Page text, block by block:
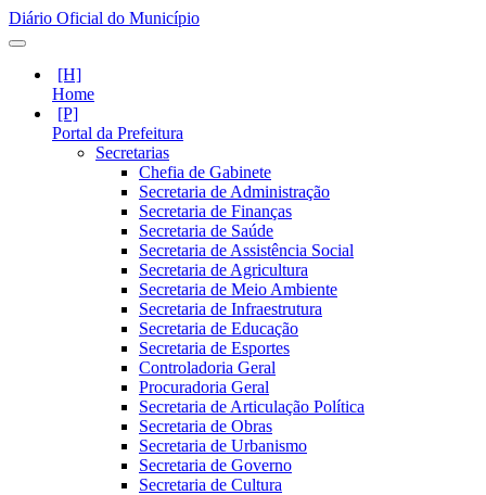
Diário Oficial do Município
Home
Portal da Prefeitura
Secretarias
Chefia de Gabinete
Secretaria de Administração
Secretaria de Finanças
Secretaria de Saúde
Secretaria de Assistência Social
Secretaria de Agricultura
Secretaria de Meio Ambiente
Secretaria de Infraestrutura
Secretaria de Educação
Secretaria de Esportes
Controladoria Geral
Procuradoria Geral
Secretaria de Articulação Política
Secretaria de Obras
Secretaria de Urbanismo
Secretaria de Governo
Secretaria de Cultura